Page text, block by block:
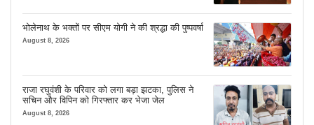
भोलेनाथ के भक्तों पर सीएम योगी ने की श्रद्धा की पुष्पवर्षा
August 8, 2026
राजा रघुवंशी के परिवार को लगा बड़ा झटका, पुलिस ने
सचिन और विपिन को गिरफ्तार कर भेजा जेल
August 8, 2026